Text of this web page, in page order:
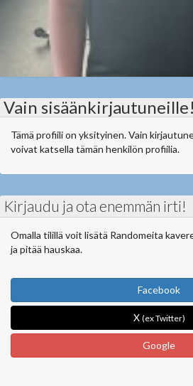
Vain sisäänkirjautuneille!
Tämä profiili on yksityinen. Vain
voivat katsella tämän henkilön profiilia.
Kirjaudu ja ota enemmän irti!
Omalla tilillä voit lisätä Randomeita
ja pitää hauskaa.
Facebook
X (ex Twitter)
Google